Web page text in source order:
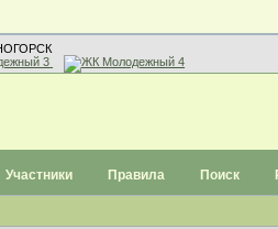
Участники Правила Поиск